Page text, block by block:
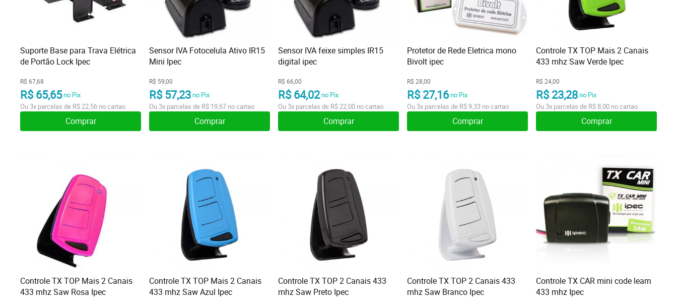
Suporte Base para Trava Elétrica
de Portão Lock Ipec
R$ 67,68
R$ 65,65no Pix
Ou3x parcelas de R$ 22,56 no cartao
Comprar
Sensor IVA Fotocelula Ativo IR15
Mini Ipec
R$ 59,00
R$ 57,23no Pix
Ou3x parcelas de R$ 19,67 no cartao
Comprar
Sensor IVA feixe simples IR15
digital ipec
R$ 66,00
R$ 64,02no Pix
Ou3x parcelas de R$ 22,00 no cartao
Comprar
Protetor de Rede Eletrica mono
Bivolt ipec
R$ 28,00
R$ 27,16no Pix
Ou3x parcelas de R$ 9,33 no cartao
Comprar
Controle TX TOP Mais 2 Canais
433 mhz Saw Verde Ipec
R$ 24,00
R$ 23,28no Pix
Ou3x parcelas de R$ 8,00 no cartao
Comprar
Controle TX TOP Mais 2 Canais
433 mhz Saw Rosa Ipec
Controle TX TOP Mais 2 Canais
433 mhz Saw Azul Ipec
Controle TX TOP 2 Canais 433
mhz Saw Preto Ipec
Controle TX TOP 2 Canais 433
mhz Saw Branco Ipec
Controle TX CAR mini code learn
433 mhz Ipec